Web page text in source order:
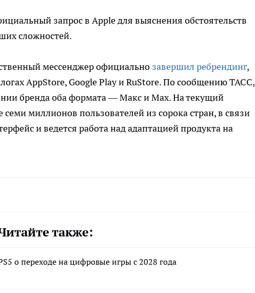
запрос в Apple для выяснения обстоятельств
сложностей.
мессенджер официально завершил ребрендинг,
AppStore, Google Play и RuStore. По сообщению ТАСС,
бренда оба формата — Макс и Max. На текущий
миллионов пользователей из сорока стран, в связи
и ведется работа над адаптацией продукта на
также:
о переходе на цифровые игры с 2028 года